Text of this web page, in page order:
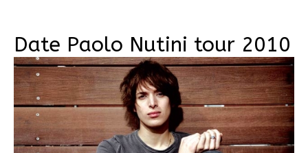
Date Paolo Nutini tour 2010